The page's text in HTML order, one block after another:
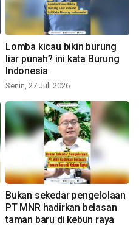
Lomba kicau bikin burung
liar punah? ini kata Burung
Indonesia
Senin, 27 Juli 2026
Bukan sekedar pengelolaan
PT MNR hadirkan belasan
taman baru di kebun raya